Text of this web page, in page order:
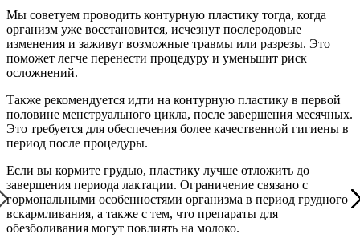
Мы советуем проводить контурную пластику тогда, когда
организм уже восстановится, исчезнут послеродовые
изменения и заживут возможные травмы или разрезы. Это
поможет легче перенести процедуру и уменьшит риск
осложнений.
Также рекомендуется идти на контурную пластику в первой
половине менструального цикла, после завершения месячных.
Это требуется для обеспечения более качественной гигиены в
период после процедуры.
Если вы кормите грудью, пластику лучше отложить до
завершения периода лактации. Ограничение связано с
гормональными особенностями организма в период грудного
вскармливания, а также с тем, что препараты для
обезболивания могут повлиять на молоко.